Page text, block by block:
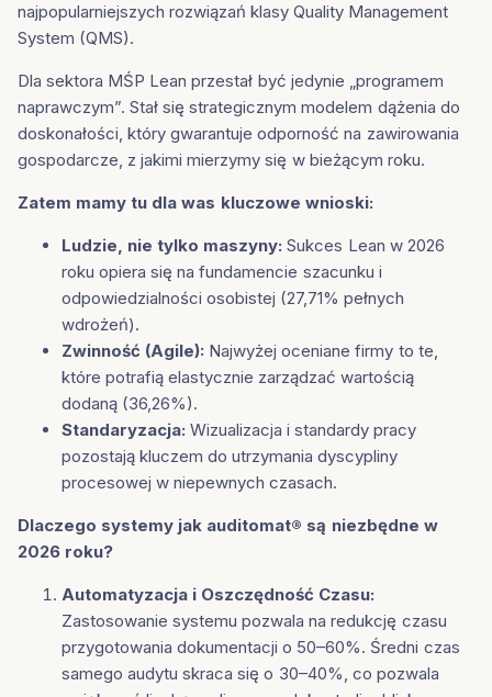
najpopularniejszych rozwiązań klasy Quality Management
System (QMS).
Dla sektora MŚP Lean przestał być jedynie „programem
naprawczym”. Stał się strategicznym modelem dążenia do
doskonałości, który gwarantuje odporność na zawirowania
gospodarcze, z jakimi mierzymy się w bieżącym roku.
Zatem mamy tu dla was kluczowe wnioski:
Ludzie, nie tylko maszyny: Sukces Lean w 2026
roku opiera się na fundamencie szacunku i
odpowiedzialności osobistej (27,71% pełnych
wdrożeń).
Zwinność (Agile): Najwyżej oceniane firmy to te,
które potrafią elastycznie zarządzać wartością
dodaną (36,26%).
Standaryzacja: Wizualizacja i standardy pracy
pozostają kluczem do utrzymania dyscypliny
procesowej w niepewnych czasach.
Dlaczego systemy jak auditomat® są niezbędne w
2026 roku?
Automatyzacja i Oszczędność Czasu:
Zastosowanie systemu pozwala na redukcję czasu
przygotowania dokumentacji o 50–60%. Średni czas
samego audytu skraca się o 30–40%, co pozwala